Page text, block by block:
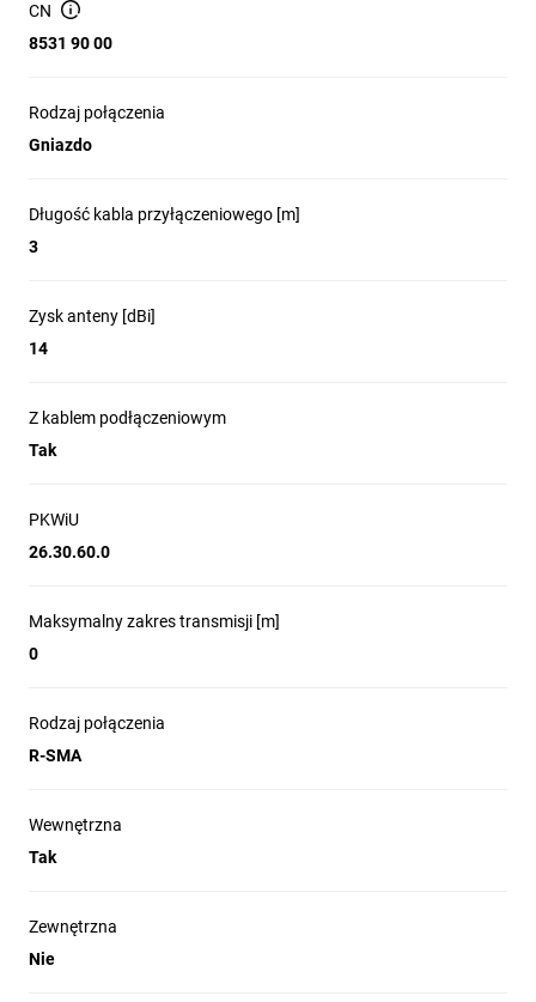
Złączełącze SMA
Antena pracuje na następujących pasmach częstotliwości:
CN
8531 90 00
Rodzaj połączenia
Gniazdo
Długość kabla przyłączeniowego [m]
3
Zysk anteny [dBi]
14
Z kablem podłączeniowym
Tak
PKWiU
26.30.60.0
Maksymalny zakres transmisji [m]
0
Rodzaj połączenia
R-SMA
Wewnętrzna
Tak
Zewnętrzna
Nie